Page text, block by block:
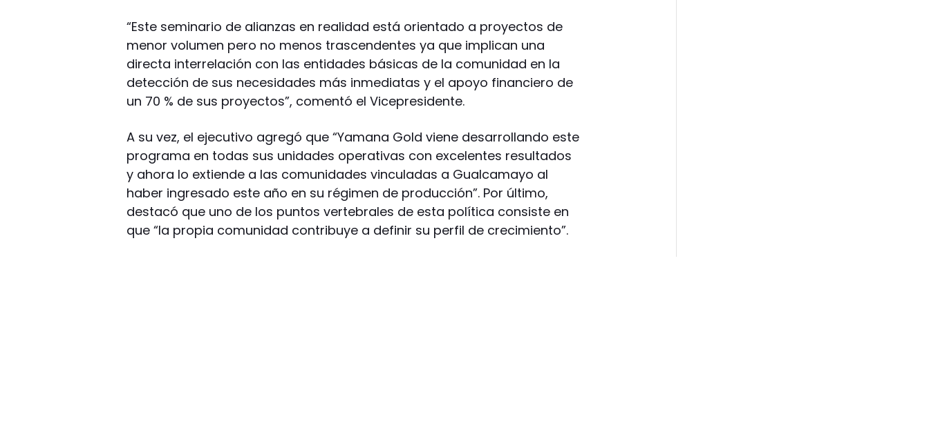
“Este seminario de alianzas en realidad está orientado a proyectos de
menor volumen pero no menos trascendentes ya que implican una
directa interrelación con las entidades básicas de la comunidad en la
detección de sus necesidades más inmediatas y el apoyo financiero de
un 70 % de sus proyectos”, comentó el Vicepresidente.
A su vez, el ejecutivo agregó que “Yamana Gold viene desarrollando este
programa en todas sus unidades operativas con excelentes resultados
y ahora lo extiende a las comunidades vinculadas a Gualcamayo al
haber ingresado este año en su régimen de producción”. Por último,
destacó que uno de los puntos vertebrales de esta política consiste en
que “la propia comunidad contribuye a definir su perfil de crecimiento”.